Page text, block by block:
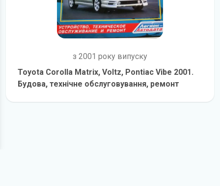
з 2001 року випуску
Toyota Corolla Matrix, Voltz, Pontiac Vibe 2001.
Будова, технічне обслуговування, ремонт